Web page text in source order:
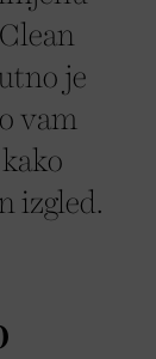
je
vam
izgled.